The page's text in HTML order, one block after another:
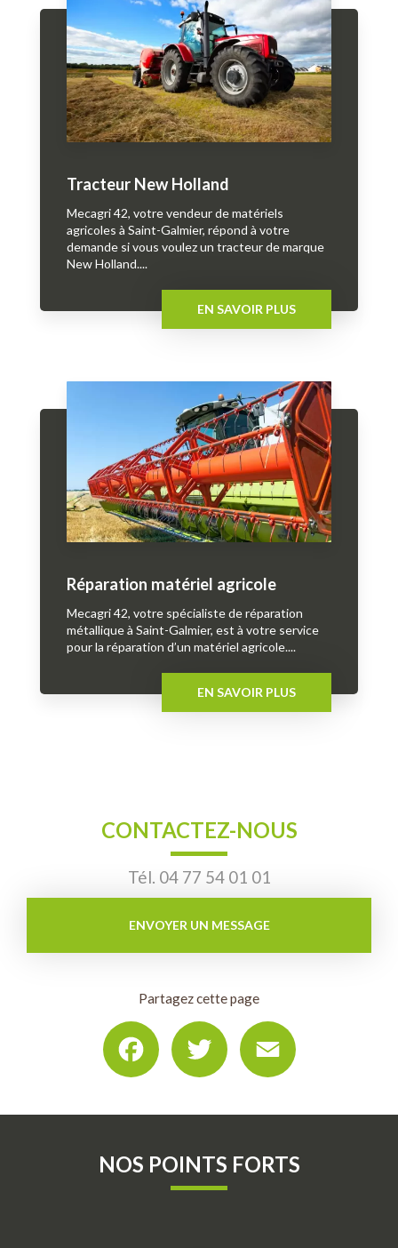
Tracteur New Holland
Mecagri 42, votre vendeur de matériels
agricoles à Saint-Galmier, répond à votre
demande si vous voulez un tracteur de marque
New Holland....
EN SAVOIR PLUS
Réparation matériel agricole
Mecagri 42, votre spécialiste de réparation
métallique à Saint-Galmier, est à votre service
pour la réparation d’un matériel agricole....
EN SAVOIR PLUS
CONTACTEZ-NOUS
Tél. 04 77 54 01 01
ENVOYER UN MESSAGE
Partagez cette page
Facebook Twitter
NOS POINTS FORTS